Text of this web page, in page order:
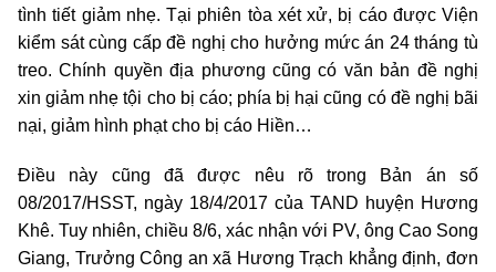
tình tiết giảm nhẹ. Tại phiên tòa xét xử, bị cáo được Viện
kiểm sát cùng cấp đề nghị cho hưởng mức án 24 tháng tù
treo. Chính quyền địa phương cũng có văn bản đề nghị
xin giảm nhẹ tội cho bị cáo; phía bị hại cũng có đề nghị bãi
nại, giảm hình phạt cho bị cáo Hiền…
Điều này cũng đã được nêu rõ trong Bản án số
08/2017/HSST, ngày 18/4/2017 của TAND huyện Hương
Khê. Tuy nhiên, chiều 8/6, xác nhận với PV, ông Cao Song
Giang, Trưởng Công an xã Hương Trạch khẳng định, đơn